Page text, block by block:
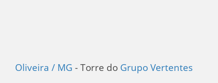
Oliveira / MG - Torre do Grupo Vertentes